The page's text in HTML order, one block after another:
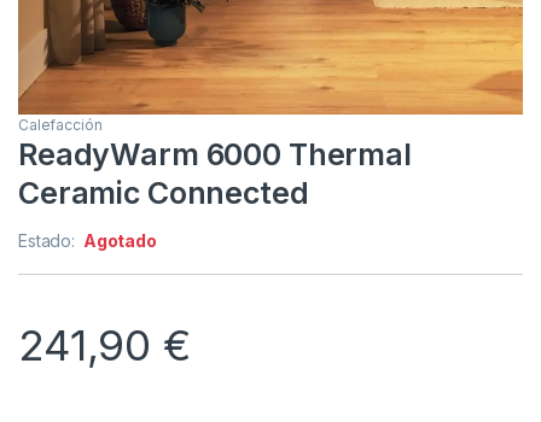
Calefacción
ReadyWarm 6000 Thermal
Ceramic Connected
Estado: Agotado
241,90 €